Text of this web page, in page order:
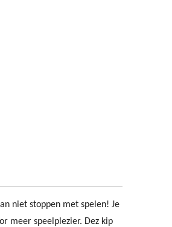
niet stoppen met spelen! Je
meer speelplezier. Dez kip